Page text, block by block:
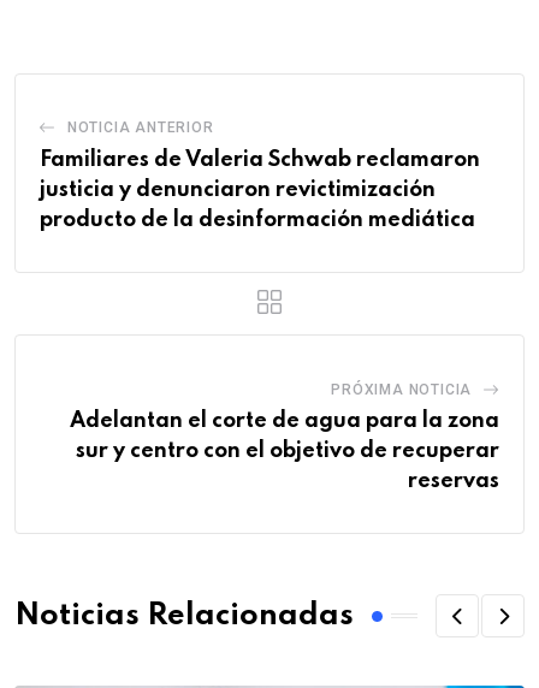
NOTICIA ANTERIOR
Familiares de Valeria Schwab reclamaron
justicia y denunciaron revictimización
producto de la desinformación mediática
PRÓXIMA NOTICIA
Adelantan el corte de agua para la zona
sur y centro con el objetivo de recuperar
reservas
Noticias Relacionadas